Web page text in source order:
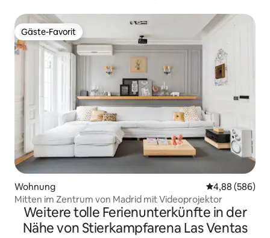
Gäste-Favorit
Gäste-Favorit
Wohnung
4,88 (586)
Mitten im Zentrum von Madrid mit Videoprojektor
Weitere tolle Ferienunterkünfte in der
Nähe von Stierkampfarena Las Ventas